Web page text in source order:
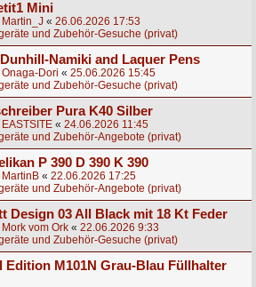
Mini
Martin_J « 26.06.2026 17:53
und Zubehör-Gesuche (privat)
Namiki and Laquer Pens
Onaga-Dori « 25.06.2026 15:45
und Zubehör-Gesuche (privat)
Pura K40 Silber
EASTSITE « 24.06.2026 11:45
und Zubehör-Angebote (privat)
P 390 D 390 K 390
MartinB « 22.06.2026 17:25
und Zubehör-Angebote (privat)
Design 03 All Black mit 18 Kt Feder
Mork vom Ork « 22.06.2026 9:33
und Zubehör-Gesuche (privat)
Edition M101N Grau-Blau Füllhalter